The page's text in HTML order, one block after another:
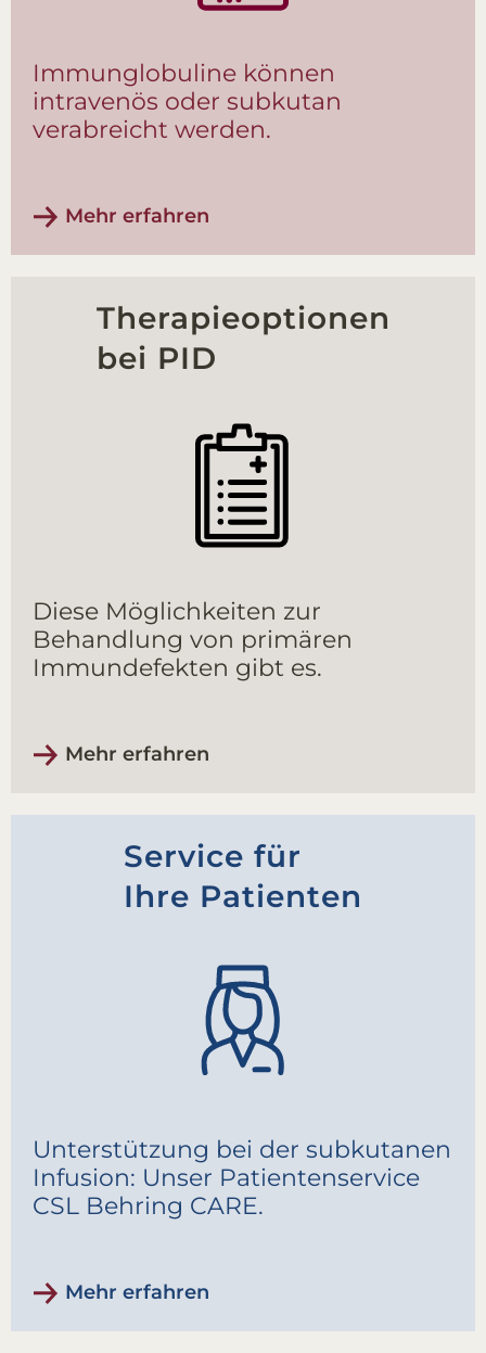
Immunglobuline können
intravenös oder subkutan
verabreicht werden.
Mehr erfahren
Therapieoptionen
bei PID
Diese Möglichkeiten zur
Behandlung von primären
Immundefekten gibt es.
Mehr erfahren
Service für
Ihre Patienten
Unterstützung bei der subkutanen
Infusion: Unser Patientenservice
CSL Behring CARE.
Mehr erfahren